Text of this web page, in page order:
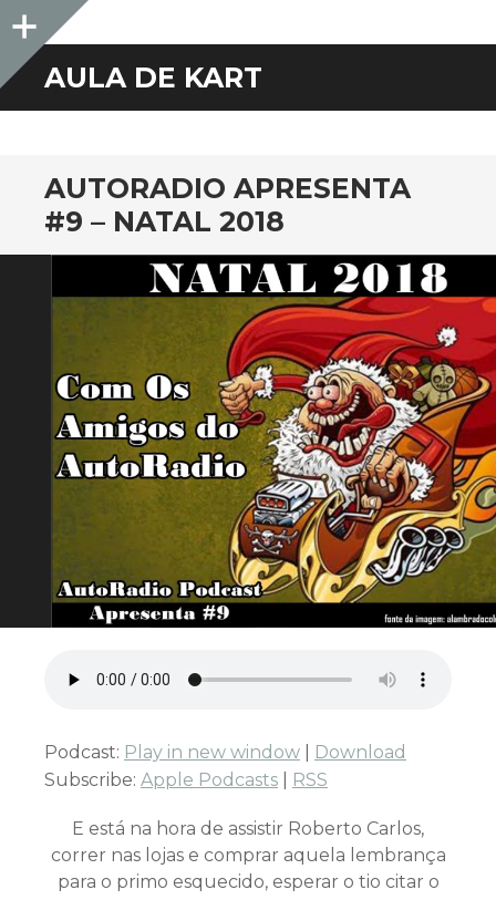
Sidebar
AULA DE KART
AUTORADIO APRESENTA
#9 – NATAL 2018
Podcast: Play in new window
Download
Subscribe: Apple Podcasts RSS
E está na hora de assistir Roberto Carlos,
correr nas lojas e comprar aquela lembrança
para o primo esquecido, esperar o tio citar o